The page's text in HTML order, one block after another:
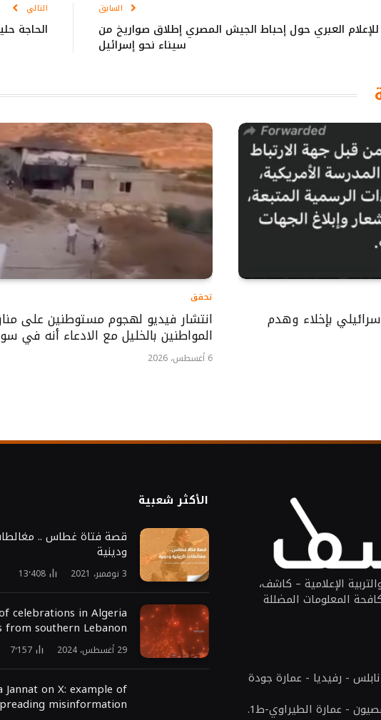
السابق
العبري حول إحباط الجيش المصري إطلاق صواريخ من
سيناء نحو إسرائيل
التالي
الحاجة
بإخلاء وهدم
تحقق
انتشار فيديو لهجوم مستوطنين على
المواطنين بالخليل مع الادعاء أنه في
6 أغسطس، 2026
الإعلامية – كاشف،
المعلومات المضللة
- رفيديا - عمارة جودة
- عمارة الطيراوي-ط1.
الأكثر شعبية
قصة فتاة غطاس ..
ودينية
3 نوفمبر، 2021 13٬408
celebrations in Algeria
from southern Lebanon
29 أغسطس، 2024 7٬157
Jannat on X: example of
misinformation